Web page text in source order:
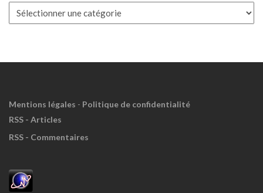
Mentions légales - Politique de confidentialité
RSS - Articles
RSS - Commentaires